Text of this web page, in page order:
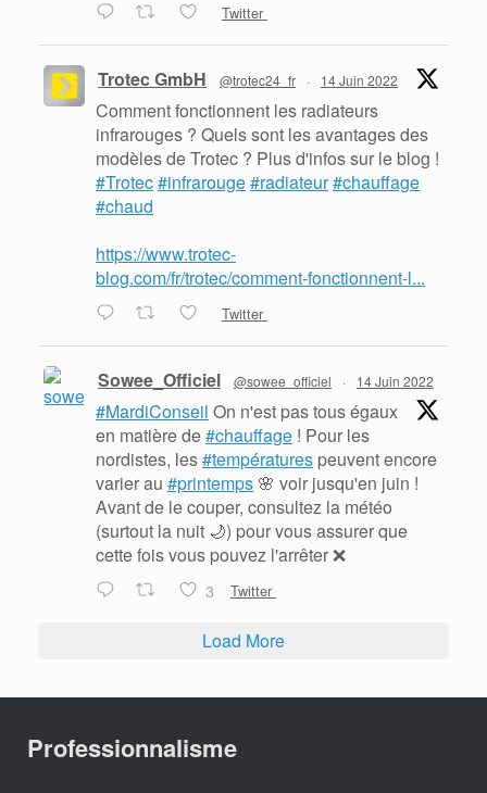
Twitter
Trotec GmbH @trotec24_fr · 14 Juin 2022
Comment fonctionnent les radiateurs
infrarouges ? Quels sont les avantages des
modèles de Trotec ? Plus d'infos sur le blog !
#Trotec#infrarouge#radiateur#chauffage
#chaud
https://www.trotec-
blog.com/fr/trotec/comment-fonctionnent-l...
Twitter
Sowee_Officiel @sowee_officiel · 14 Juin 2022
#MardiConseil On n'est pas tous égaux
en matière de#chauffage ! Pour les
nordistes, les#températures peuvent encore
varier au #printemps 🌸 voir jusqu'en juin !
Avant de le couper, consultez la météo
(surtout la nuit 🌙) pour vous assurer que
cette fois vous pouvez l'arrêter ❌
3 Twitter
Load More
Professionnalisme